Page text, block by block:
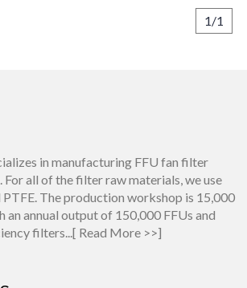
1/1
in manufacturing FFU fan filter
For all of the filter raw materials, we use
The production workshop is 15,000
an annual output of 150,000 FFUs and
filters...[ Read More >>]